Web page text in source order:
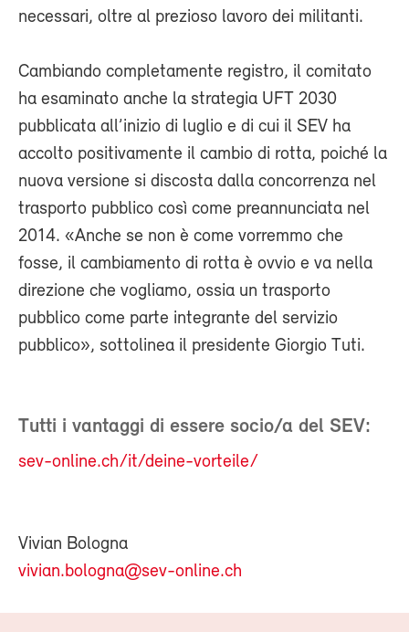
necessari, oltre al prezioso lavoro dei militanti.
Cambiando completamente registro, il comitato
ha esaminato anche la strategia UFT 2030
pubblicata all’inizio di luglio e di cui il SEV ha
accolto positivamente il cambio di rotta, poiché la
nuova versione si discosta dalla concorrenza nel
trasporto pubblico così come preannunciata nel
2014. «Anche se non è come vorremmo che
fosse, il cambiamento di rotta è ovvio e va nella
direzione che vogliamo, ossia un trasporto
pubblico come parte integrante del servizio
pubblico», sottolinea il presidente Giorgio Tuti.
Tutti i vantaggi di essere socio/a del SEV:
sev-online.ch/it/deine-vorteile/
Vivian Bologna
vivian.bologna@sev-online.ch